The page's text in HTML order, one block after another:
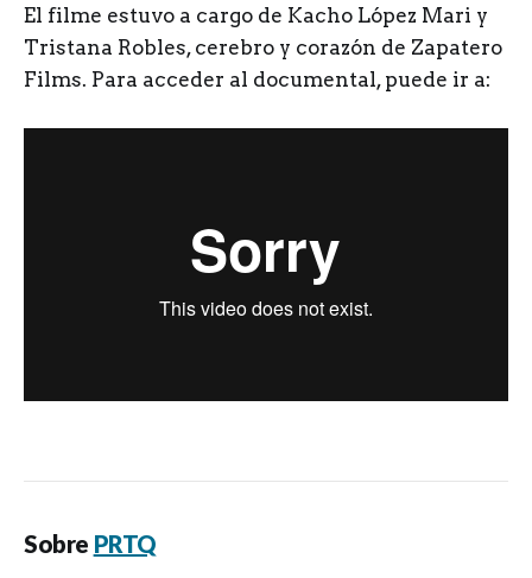
El filme estuvo a cargo de Kacho López Mari y
Tristana Robles, cerebro y corazón de Zapatero
Films. Para acceder al documental, puede ir a:
Sobre PRTQ